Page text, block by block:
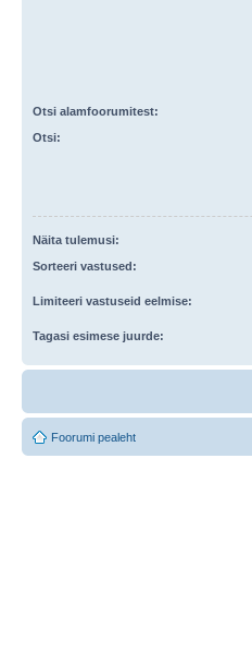
Otsi alamfoorumitest:
Otsi:
Näita tulemusi:
Sorteeri vastused:
Limiteeri vastuseid eelmise:
Tagasi esimese juurde:
Foorumi pealeht